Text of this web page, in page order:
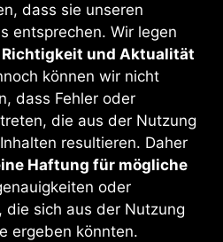
dass sie unseren
entsprechen. Wir legen
Richtigkeit und Aktualität
können wir nicht
dass Fehler oder
die aus der Nutzung
resultieren. Daher
Haftung für mögliche
oder
die sich aus der Nutzung
ergeben könnten.